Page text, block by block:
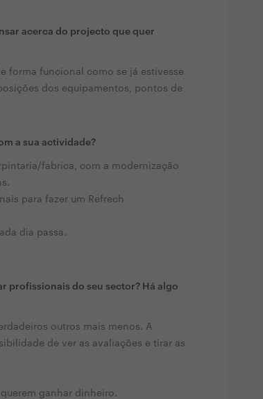
acerca do projecto que quer
forma funcional como se já estivesse
dos equipamentos, pontos de
a sua actividade?
fabrica, com a modernização
para fazer um Refrech
dia passa.
profissionais do seu sector? Há algo
outros mais menos. A
de ver as avaliações e tirar as
ganhar dinheiro.